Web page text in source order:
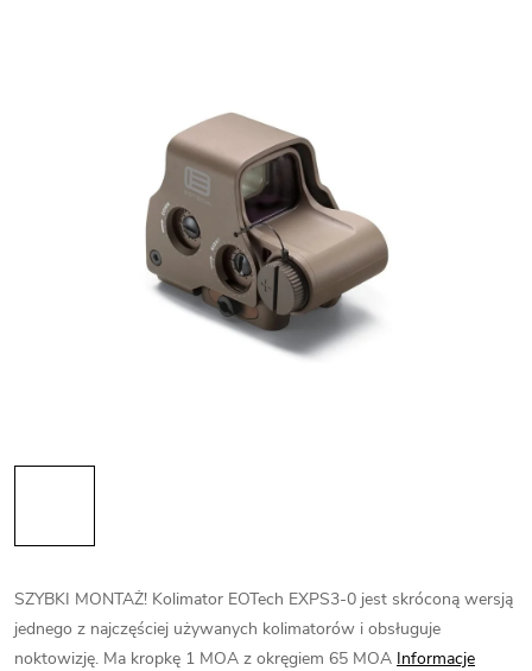
SZYBKI MONTAŻ! Kolimator EOTech EXPS3-0 jest skróconą wersją
jednego z najczęściej używanych kolimatorów i obsługuje
noktowizję. Ma kropkę 1 MOA z okręgiem 65 MOA Informacje